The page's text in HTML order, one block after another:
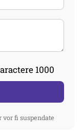
1000
fi suspendate